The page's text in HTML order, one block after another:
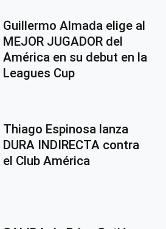
Guillermo Almada elige al
MEJOR JUGADOR del
América en su debut en la
Leagues Cup
Thiago Espinosa lanza
DURA INDIRECTA contra
el Club América